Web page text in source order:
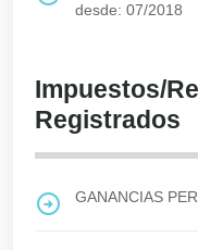
desde: 07/2018
Impuestos/
Registrados
GANANCIAS